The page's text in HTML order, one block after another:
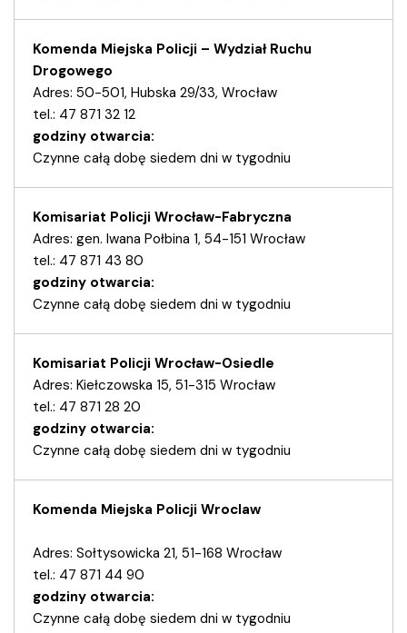
Komenda Miejska Policji – Wydział Ruchu
Drogowego
Adres: 50-501, Hubska 29/33, Wrocław
tel.: 47 871 32 12
godziny otwarcia:
Czynne całą dobę siedem dni w tygodniu
Komisariat Policji Wrocław-Fabryczna
Adres: gen. Iwana Połbina 1, 54-151 Wrocław
tel.: 47 871 43 80
godziny otwarcia:
Czynne całą dobę siedem dni w tygodniu
Komisariat Policji Wrocław-Osiedle
Adres: Kiełczowska 15, 51-315 Wrocław
tel.: 47 871 28 20
godziny otwarcia:
Czynne całą dobę siedem dni w tygodniu
Komenda Miejska Policji Wroclaw
Adres: Sołtysowicka 21, 51-168 Wrocław
tel.: 47 871 44 90
godziny otwarcia:
Czynne całą dobę siedem dni w tygodniu